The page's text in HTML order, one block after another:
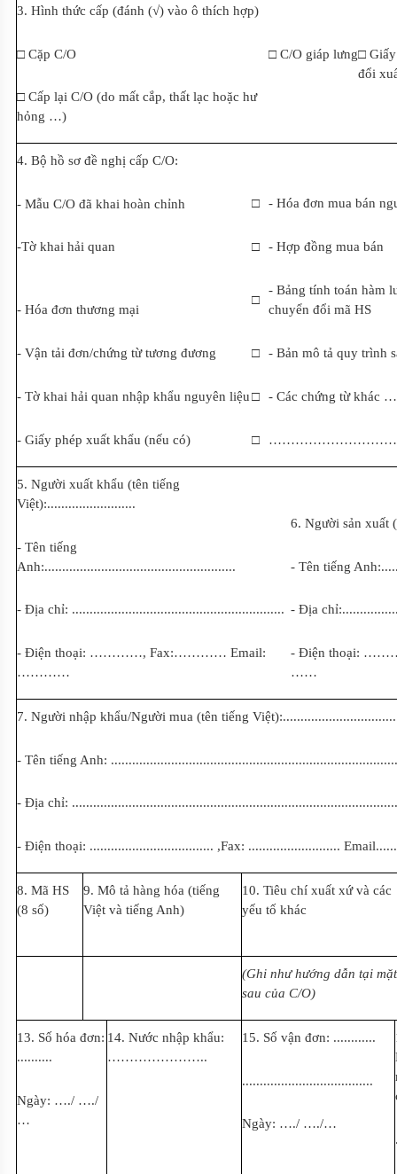
3. Hình thức cấp (đánh (√) vào ô thích hợp)
□ Cặp C/O
□Cấp lại C/O (do mất cắp, thất lạc hoặc hư
hỏng …)
□ C/O giáp lưng□
đổi
4. Bộ hồ sơ đề nghị cấp C/O:
- Mẫu C/O đã khai hoàn chỉnh □ - Hóa đơn mua bán
-Tờ khai hải quan □ - Hợp đồng mua bán
- Hóa đơn thương mại
□
- Bảng tính toán hàm
chuyển đổi mã HS
- Vận tải đơn/chứng từ tương đương □ - Bản mô tả quy trình
- Tờ khai hải quan nhập khẩu nguyên liệu □ - Các chứng từ khác
- Giấy phép xuất khẩu (nếu có) □
5. Người xuất khẩu (tên tiếng
Việt):.........................
- Tên tiếng
Anh:......................................................
- Địa chỉ: ............................................................
- Điện thoại: …………,Fax:…………Email:
…………
6. Người sản xuất
- Tên tiếng Anh:
- Địa chỉ:
- Điện thoại:
……
7. Người nhập khẩu/Người mua (tên tiếng Việt):
- Tên tiếng Anh:
- Địa chỉ:
- Điện thoại: ................................... ,Fax: ..........................
8. Mã HS
(8 số)
9.Mô tả hàng hóa (tiếng
Việt và tiếng Anh)
10. Tiêu chí xuất xứ và các
yếu tố khác
(Ghinhư hướng dẫn tại mặt
sau của C/O)
13. Số hóa đơn:
..........
Ngày: …./ …./
…
14. Nước nhập khẩu:
…………………..
15. Số vận đơn: ............
.....................................
Ngày: …./ …./…